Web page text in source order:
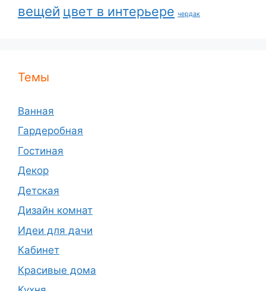
вещей цвет в интерьере чердак
Темы
Ванная
Гардеробная
Гостиная
Декор
Детская
Дизайн комнат
Идеи для дачи
Кабинет
Красивые дома